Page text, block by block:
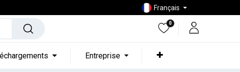
Français
0
Entreprise